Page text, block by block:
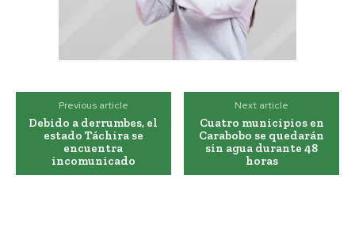
Previous article
Debido a derrumbes, el
estado Táchira se
encuentra
incomunicado
Next article
Cuatro municipios en
Carabobo se quedarán
sin agua durante 48
horas